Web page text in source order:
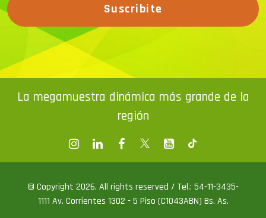
Suscribite
La megamuestra dinámica más grande de la
región
© Copyright 2026. All rights reserved / Tel.: 54-11-3435-
1111 Av. Corrientes 1302 - 5 Piso (C1043ABN) Bs. As.